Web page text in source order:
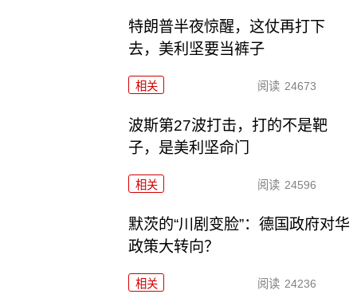
特朗普半夜惊醒，这仗再打下
去，美利坚要当裤子
相关 阅读 24673
波斯第27波打击，打的不是靶
子，是美利坚命门
相关 阅读 24596
默茨的“川剧变脸”：德国政府对华
政策大转向？
相关 阅读 24236